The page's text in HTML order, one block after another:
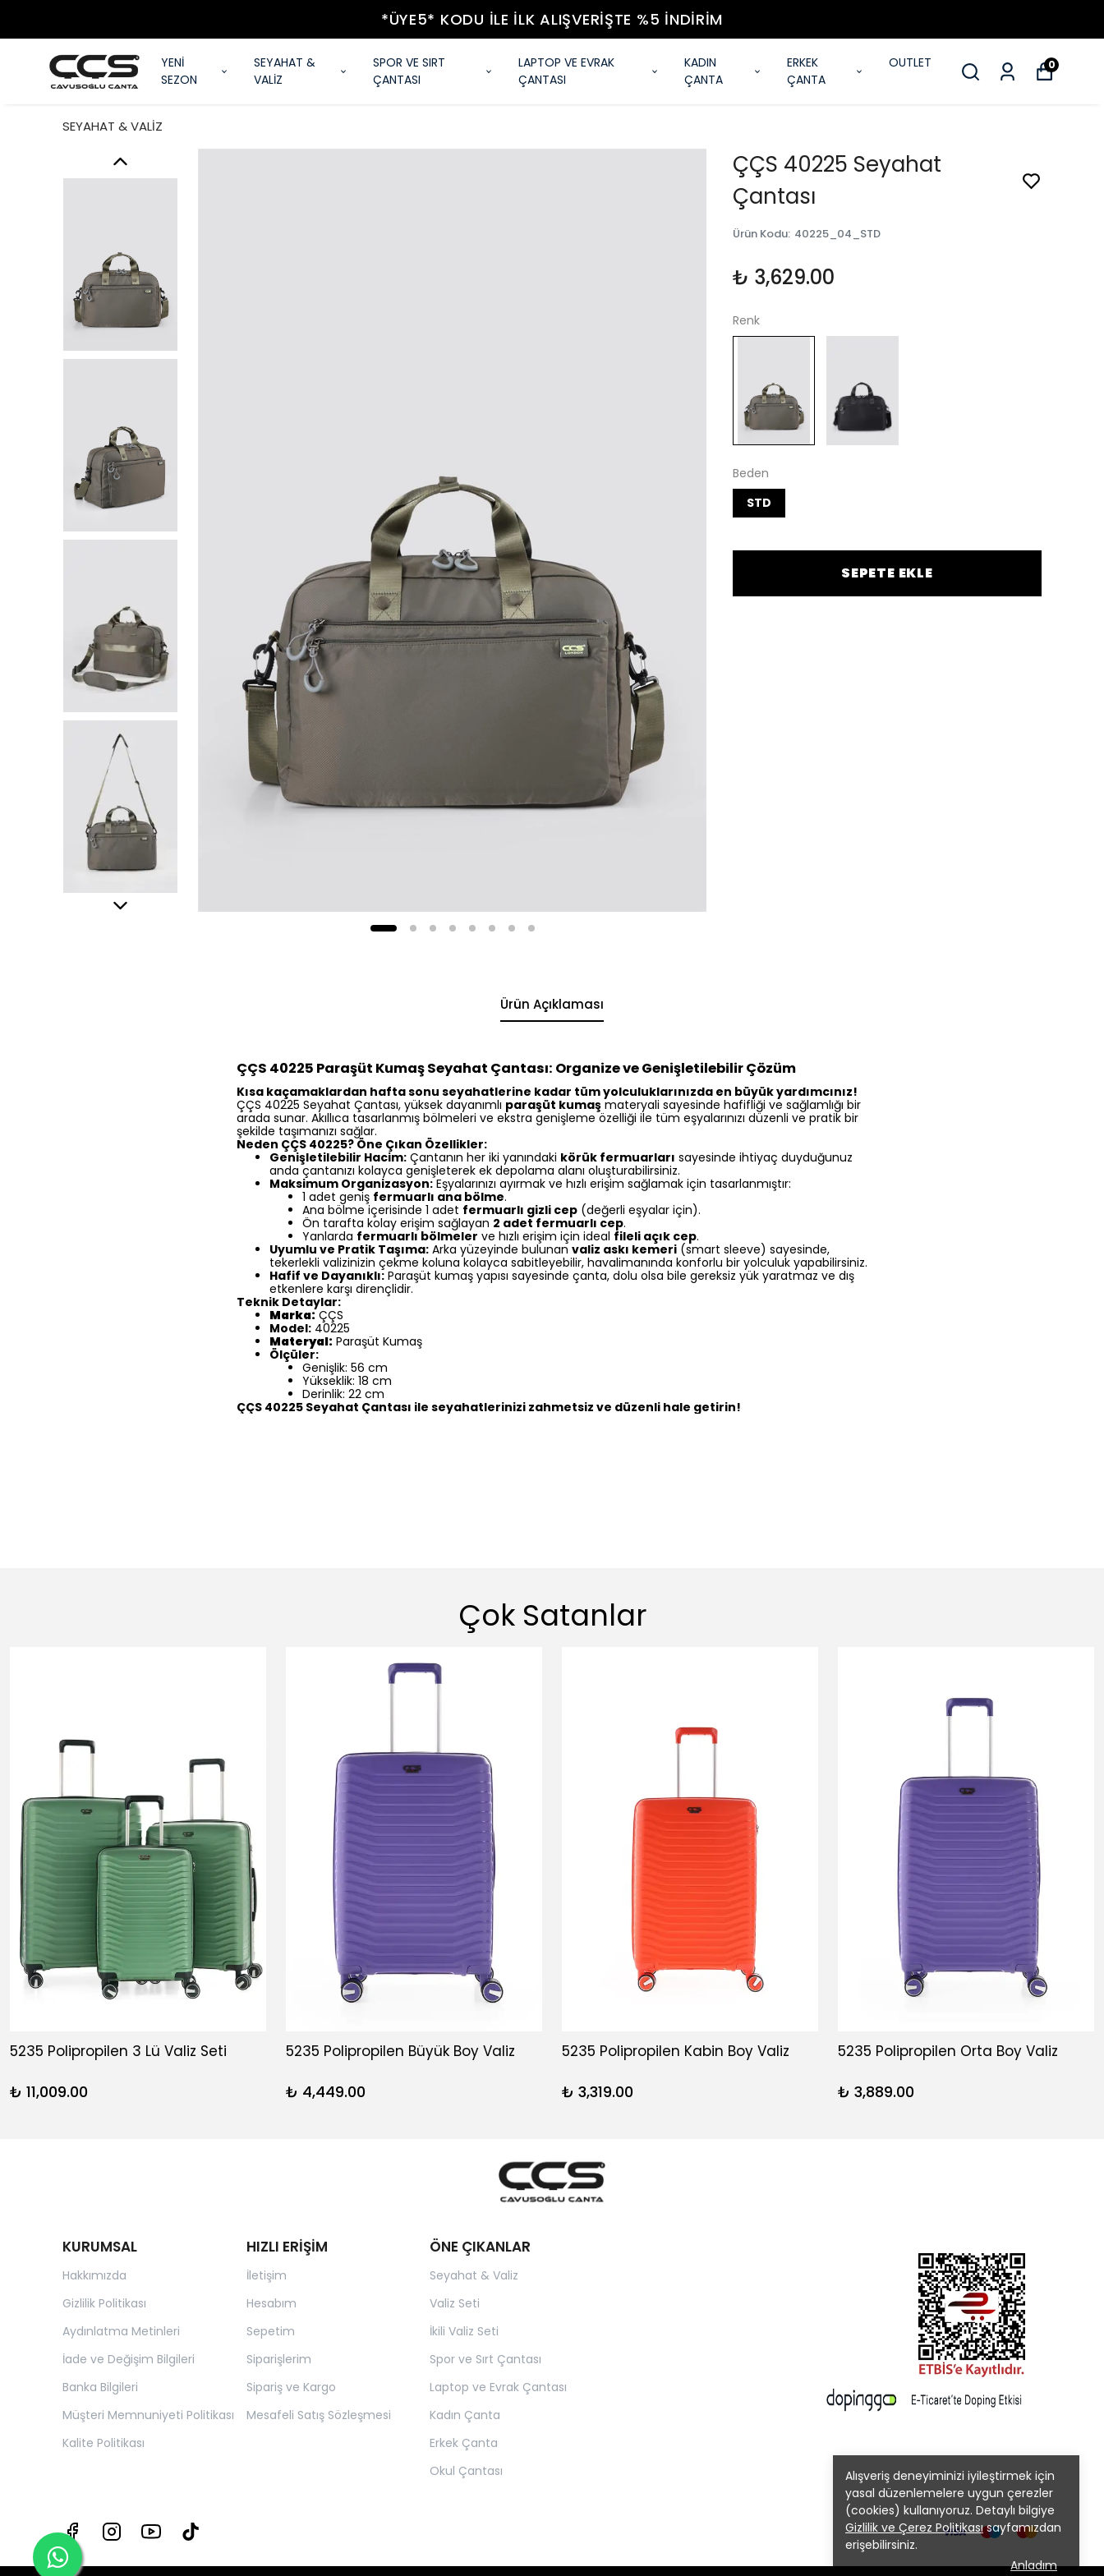
*ÜYE5* KODU ILE İLK ALIŞVERIŞTE %5 İNDIRIM
YENİ
SEZON
SEYAHAT &
VALİZ
SPOR VE SIRT
ÇANTASI
LAPTOP VE EVRAK
ÇANTASI
KADIN
ÇANTA
ERKEK
ÇANTA
OUTLET 0
Alışveriş deneyiminizi iyileştirmek için
yasal düzenlemelere uygun çerezler
(cookies) kullanıyoruz. Detaylı bilgiye
Gizlilik ve Çerez Politikasısayfamızdan
erişebilirsiniz.
Anladım
SEYAHAT & VALİZ
ÇÇS 40225 Seyahat
Çantası
Ürün Kodu: 40225_04_STD
₺ 3,629.00
Renk
Beden
STD
SEPETE EKLE
Ürün Açıklaması
ÇÇS 40225 Paraşüt Kumaş Seyahat Çantası: Organize ve Genişletilebilir Çözüm
Kısa kaçamaklardan hafta sonu seyahatlerine kadar tüm yolculuklarınızda en büyük yardımcınız!
ÇÇS 40225 Seyahat Çantası, yüksek dayanımlı paraşüt kumaş materyali sayesinde hafifliği ve sağlamlığı bir
arada sunar. Akıllıca tasarlanmış bölmeleri ve ekstra genişleme özelliği ile tüm eşyalarınızı düzenli ve pratik bir
şekilde taşımanızı sağlar.
Neden ÇÇS 40225? Öne Çıkan Özellikler:
Genişletilebilir Hacim: Çantanın her iki yanındaki körük fermuarları sayesinde ihtiyaç duyduğunuz
anda çantanızı kolayca genişleterek ek depolama alanı oluşturabilirsiniz.
Maksimum Organizasyon: Eşyalarınızı ayırmak ve hızlı erişim sağlamak için tasarlanmıştır:
1 adet geniş fermuarlı ana bölme.
Ana bölme içerisinde 1 adet fermuarlı gizli cep (değerli eşyalar için).
Ön tarafta kolay erişim sağlayan 2 adet fermuarlı cep.
Yanlarda fermuarlı bölmeler ve hızlı erişim için ideal fileli açık cep.
Uyumlu ve Pratik Taşıma: Arka yüzeyinde bulunan valiz askı kemeri (smart sleeve) sayesinde,
tekerlekli valizinizin çekme koluna kolayca sabitleyebilir, havalimanında konforlu bir yolculuk yapabilirsiniz.
Hafif ve Dayanıklı: Paraşüt kumaş yapısı sayesinde çanta, dolu olsa bile gereksiz yük yaratmaz ve dış
etkenlere karşı dirençlidir.
Teknik Detaylar:
Marka: ÇÇS
Model: 40225
Materyal: Paraşüt Kumaş
Ölçüler:
Genişlik: 56 cm
Yükseklik: 18 cm
Derinlik: 22 cm
ÇÇS 40225 Seyahat Çantası ile seyahatlerinizi zahmetsiz ve düzenli hale getirin!
Çok Satanlar
5235 Polipropilen 3 Lü Valiz Seti
₺ 11,009.00
5235 Polipropilen Büyük Boy Valiz
₺ 4,449.00
5235 Polipropilen Kabin Boy Valiz
₺ 3,319.00
5235 Polipropilen Orta Boy Valiz
₺ 3,889.00
KURUMSAL
Hakkımızda
Gizlilik Politikası
Aydınlatma Metinleri
İade ve Değişim Bilgileri
Banka Bilgileri
Müşteri Memnuniyeti Politikası
Kalite Politikası
HIZLI ERİŞİM
İletişim
Hesabım
Sepetim
Siparişlerim
Sipariş ve Kargo
Mesafeli Satış Sözleşmesi
ÖNE ÇIKANLAR
Seyahat & Valiz
Valiz Seti
İkili Valiz Seti
Spor ve Sırt Çantası
Laptop ve Evrak Çantası
Kadın Çanta
Erkek Çanta
Okul Çantası